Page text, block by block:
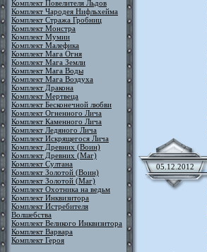
Комплект Повелителя Льдов
Комплект Чародея Нифльхейма
Комплект Стража Гробниц
Комплект Монстра
Комплект Мумии
Комплект Малефика
Комплект Мага Огня
Комплект Мага Земли
Комплект Мага Воды
Комплект Мага Воздуха
Комплект Дракона
Комплект Мертвеца
Комплект Бесконечной любви
Комплект Огненного Лича
Комплект Каменного Лича
Комплект Ледяного Лича
Комплект Искрящегося Лича
Комплект Древних (Воин)
Комплект Древних (Маг)
Комплект Султана
Комплект Золотой (Воин)
Комплект Золотой (Маг)
Комплект Охотника на ведьм
Комплект Инквизитора
Комплект Истребителя
Волшебства
Комплект Великого Инквизитора
Комплект Варвара
Комплект Героя
05.12.2012